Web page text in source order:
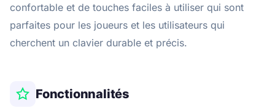
confortable et de touches faciles à utiliser qui sont
parfaites pour les joueurs et les utilisateurs qui
cherchent un clavier durable et précis.
Fonctionnalités